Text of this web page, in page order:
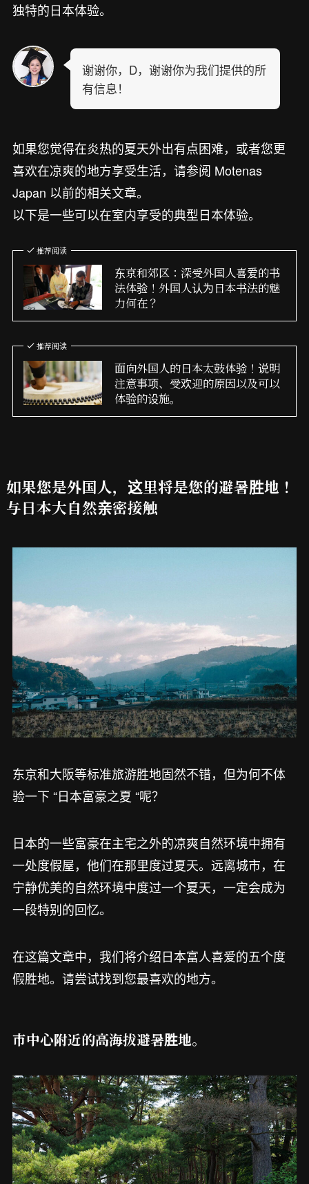
独特的日本体验。
谢谢你，D，谢谢你为我们提供的所
有信息！
如果您觉得在炎热的夏天外出有点困难，或者您更
喜欢在凉爽的地方享受生活，请参阅 Motenas
Japan 以前的相关文章。
以下是一些可以在室内享受的典型日本体验。
推荐阅读
东京和郊区：深受外国人喜爱的书
法体验！外国人认为日本书法的魅
力何在？
推荐阅读
面向外国人的日本太鼓体验！说明
注意事项、受欢迎的原因以及可以
体验的设施。
如果您是外国人，这里将是您的避暑胜地！
与日本大自然亲密接触
东京和大阪等标准旅游胜地固然不错，但为何不体
验一下 “日本富豪之夏 “呢？
日本的一些富豪在主宅之外的凉爽自然环境中拥有
一处度假屋，他们在那里度过夏天。远离城市，在
宁静优美的自然环境中度过一个夏天，一定会成为
一段特别的回忆。
在这篇文章中，我们将介绍日本富人喜爱的五个度
假胜地。请尝试找到您最喜欢的地方。
市中心附近的高海拔避暑胜地。